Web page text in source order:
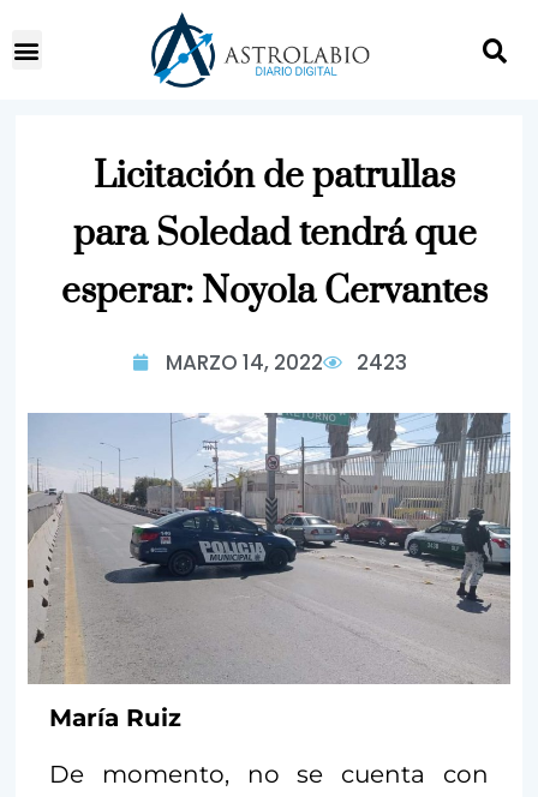
Licitación de patrullas
para Soledad tendrá que
esperar: Noyola Cervantes
MARZO 14, 2022 2423
María Ruiz
De momento, no se cuenta con